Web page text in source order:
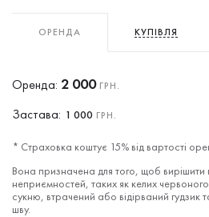
ОРЕНДА КУПІВЛЯ
Оренда: 2 000ГРН.
Застава: 1 000 ГРН.
* Страховка коштує 15% від вартості
Вона призначена для того, щоб
неприємностей, таких як келих
сукню, втрачений або відірваний
шву.